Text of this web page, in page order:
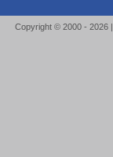
Copyright © 2000 - 2026